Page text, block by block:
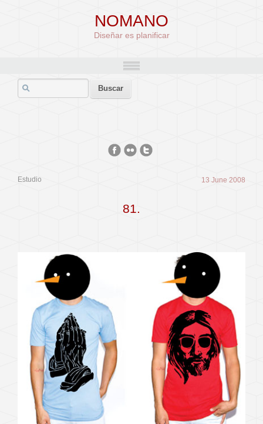
NOMANO
Diseñar es planificar
Estudio 13 June 2008
81.